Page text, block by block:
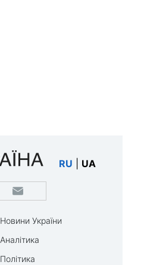
RU UA
Новини України
Аналітика
Політика